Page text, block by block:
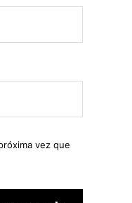
vez que